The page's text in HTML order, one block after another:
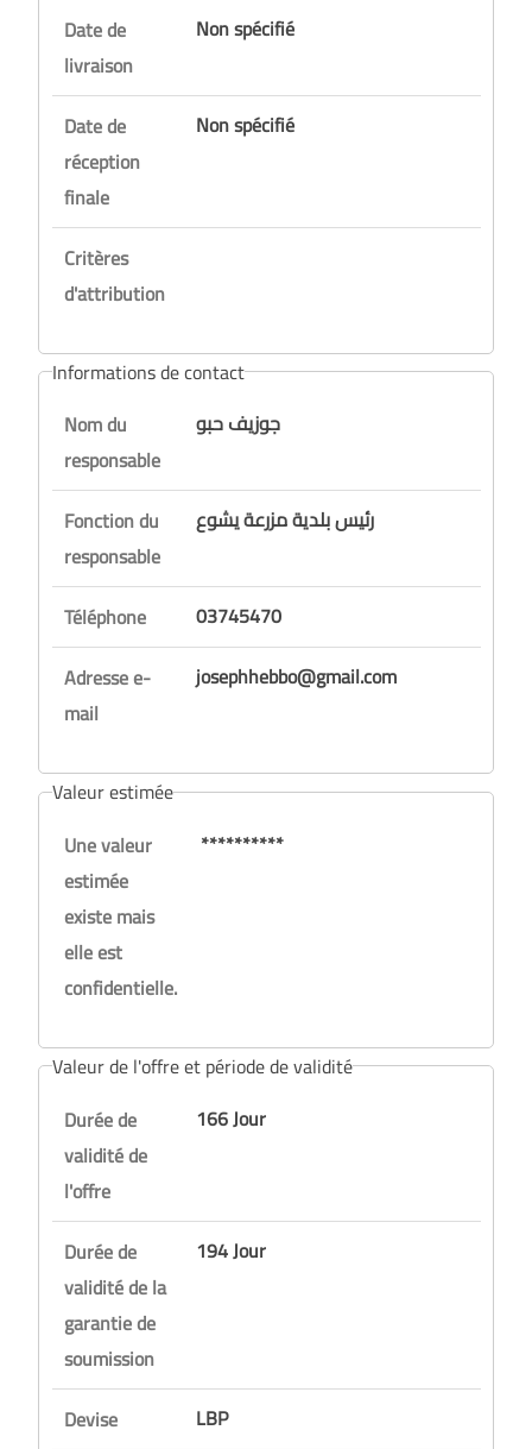
Date de
livraison
Non spécifié
Date de
réception
finale
Non spécifié
Critères
d'attribution
Informations de contact
Nom du
responsable
جوزيف حبو
Fonction du
responsable
رئيس بلدية مزرعة يشوع
Téléphone
03745470
Adresse e-
mail
josephhebbo@gmail.com
Valeur estimée
Une valeur
estimée
existe mais
elle est
confidentielle.
**********
Valeur de l'offre et période de validité
Durée de
validité de
l'offre
166 Jour
Durée de
validité de la
garantie de
soumission
194 Jour
Devise
LBP